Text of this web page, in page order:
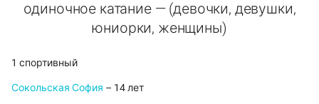
одиночное катание — (девочки, девушки,
юниорки, женщины)
1 спортивный
Сокольская София – 14 лет